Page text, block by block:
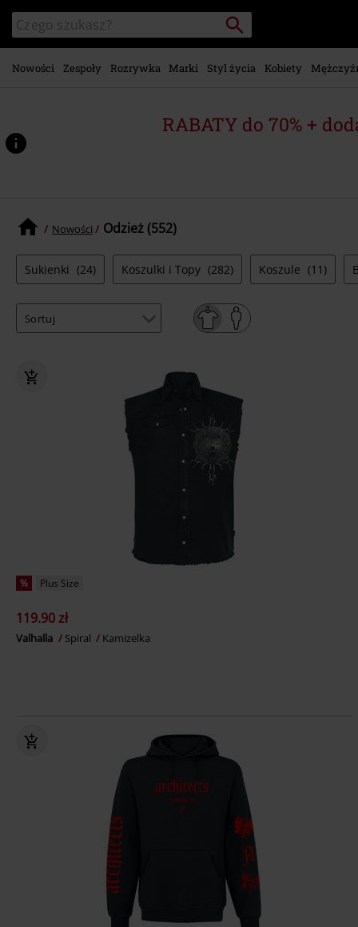
głównej
zawartości
Wyszukaj
katalog
Szukaj
Nowości Zespoły Rozrywka Marki Styl życia Kobiety
RABATY do 70% +
Nowości Odzież (552)
Sukienki (24) Koszulki i Topy (282) Koszule (11)
% Plus Size
119.90 zł
Valhalla Spiral Kamizelka